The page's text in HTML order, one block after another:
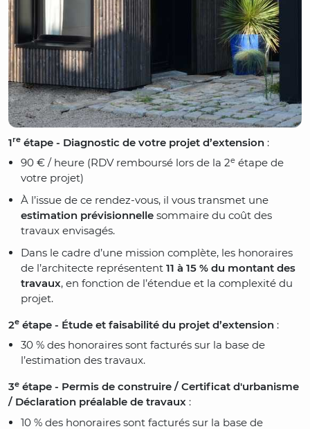
1re étape - Diagnostic de votre projet d’extension :
90 € / heure (RDV remboursé lors de la 2e étape de
votre projet)
À l’issue de ce rendez-vous, il vous transmet une
estimation prévisionnelle sommaire du coût des
travaux envisagés.
Dans le cadre d’une mission complète, les honoraires
de l’architecte représentent 11 à 15 % du montant des
travaux, en fonction de l’étendue et la complexité du
projet.
2e étape - Étude et faisabilité du projet d’extension :
30 % des honoraires sont facturés sur la base de
l’estimation des travaux.
3e étape - Permis de construire / Certificat d'urbanisme
/ Déclaration préalable de travaux :
10 % des honoraires sont facturés sur la base de